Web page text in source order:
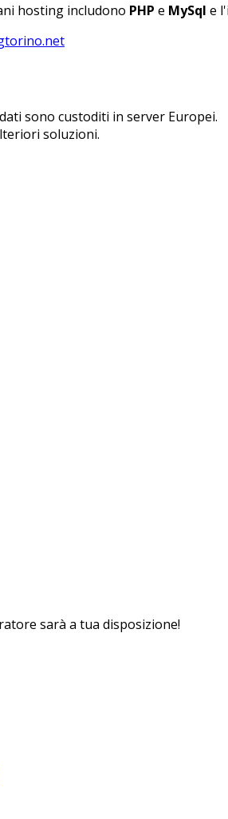
hosting includono PHP e MySql e
sono custoditi in server Europei.
soluzioni.
sarà a tua disposizione!